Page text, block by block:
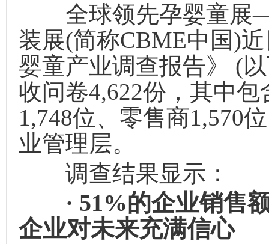
全球领先孕婴童展
装展(简称CBME中国)
婴童产业调查报告》 (
收问卷4,622份，其中
1,748位、零售商1,570
业管理层。
调查结果显示：
· 51%的企业销售
企业对未来充满信心